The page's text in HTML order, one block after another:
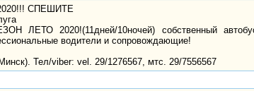
СПЕШИТЕ
ЛЕТО 2020!(11дней/10ночей) собственный
водители и сопровождающие!
Тел/viber: vel. 29/1276567, мтс. 29/7556567